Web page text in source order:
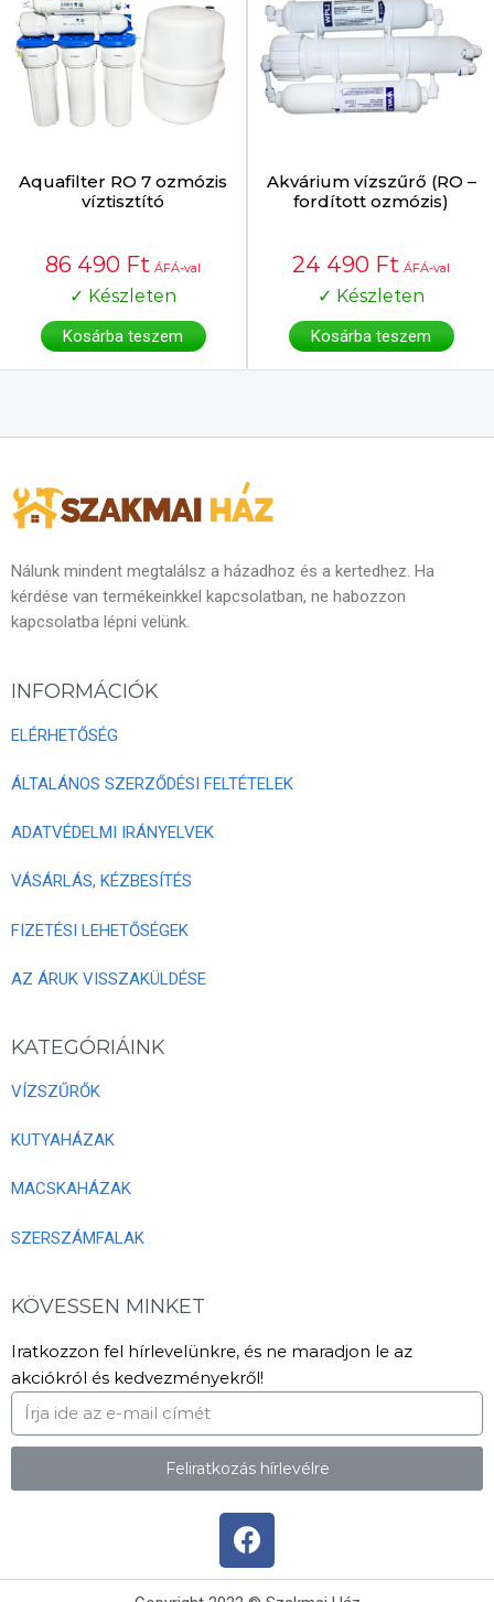
✓ Készleten
Aquafilter RO 7 ozmózis
víztisztító
86 490 Ft ÁFÁ-val
Kosárba teszem
✓ Készleten
Akvárium vízszűrő (RO –
fordított ozmózis)
24 490 Ft ÁFÁ-val
Kosárba teszem
Nálunk mindent megtalálsz a házadhoz és a kertedhez. Ha
kérdése van termékeinkkel kapcsolatban, ne habozzon
kapcsolatba lépni velünk.
INFORMÁCIÓK
ELÉRHETŐSÉG
ÁLTALÁNOS SZERZŐDÉSI FELTÉTELEK
ADATVÉDELMI IRÁNYELVEK
VÁSÁRLÁS, KÉZBESÍTÉS
FIZETÉSI LEHETŐSÉGEK
AZ ÁRUK VISSZAKÜLDÉSE
KATEGÓRIÁINK
VÍZSZŰRŐK
KUTYAHÁZAK
MACSKAHÁZAK
SZERSZÁMFALAK
KÖVESSEN MINKET
Iratkozzon fel hírlevelünkre, és ne maradjon le az
akciókról és kedvezményekről!
Feliratkozás hírlevélre